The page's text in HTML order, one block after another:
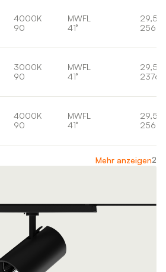
4000K
90
MWFL
41°
29,5W
3000K
90
MWFL
41°
29,5W
4000K
90
MWFL
41°
29,5W
Mehr anzeigen2